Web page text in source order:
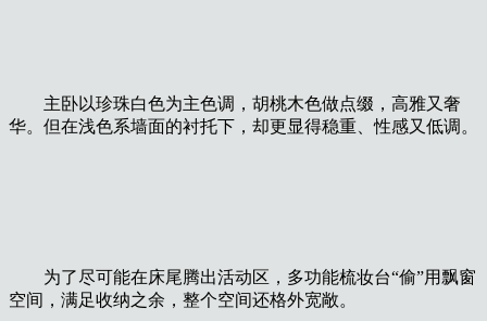
主卧以珍珠白色为主色调，胡桃木色做点缀，高雅又奢
华。但在浅色系墙面的衬托下，却更显得稳重、性感又低调。
为了尽可能在床尾腾出活动区，多功能梳妆台“偷”用飘窗
空间，满足收纳之余，整个空间还格外宽敞。